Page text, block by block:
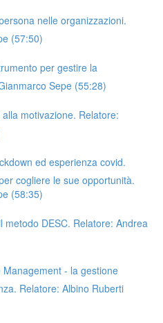
nelle organizzazioni.
(57:50)
per gestire la
Sepe (55:28)
motivazione. Relatore:
ed esperienza covid.
cogliere le sue opportunità.
(58:35)
metodo DESC. Relatore: Andrea
Management - la gestione
Relatore: Albino Ruberti